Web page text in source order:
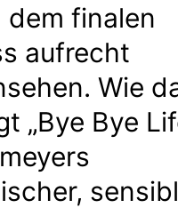
finalen
aufrecht
Wie
„Bye Bye